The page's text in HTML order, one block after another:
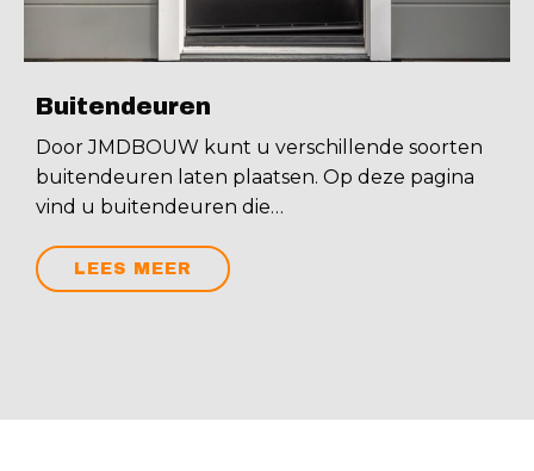
Buitendeuren
Door JMDBOUW kunt u verschillende soorten
buitendeuren laten plaatsen. Op deze pagina
vind u buitendeuren die…
LEES MEER